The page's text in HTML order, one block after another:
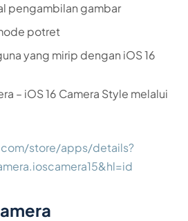
pengambilan gambar
potret
yang mirip dengan iOS 16
– iOS 16 Camera Style melalui
store/apps/details?